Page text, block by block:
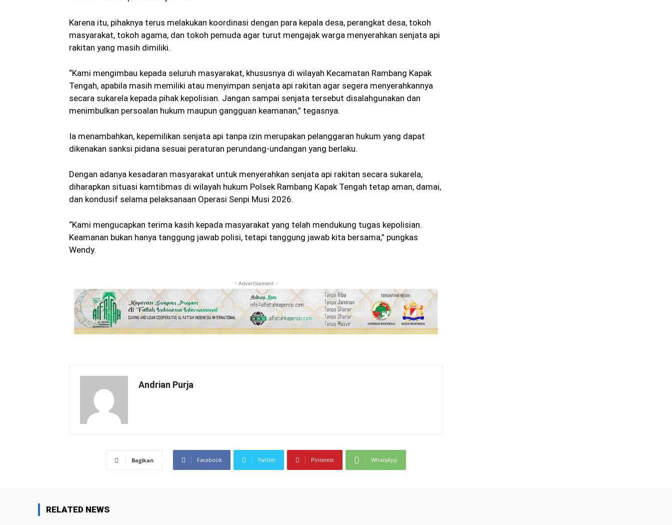
Karena itu, pihaknya terus melakukan koordinasi dengan para kepala desa, perangkat desa, tokoh
masyarakat, tokoh agama, dan tokoh pemuda agar turut mengajak warga menyerahkan senjata api
rakitan yang masih dimiliki.
“Kami mengimbau kepada seluruh masyarakat, khususnya di wilayah Kecamatan Rambang Kapak
Tengah, apabila masih memiliki atau menyimpan senjata api rakitan agar segera menyerahkannya
secara sukarela kepada pihak kepolisian. Jangan sampai senjata tersebut disalahgunakan dan
menimbulkan persoalan hukum maupun gangguan keamanan,” tegasnya.
Ia menambahkan, kepemilikan senjata api tanpa izin merupakan pelanggaran hukum yang dapat
dikenakan sanksi pidana sesuai peraturan perundang-undangan yang berlaku.
Dengan adanya kesadaran masyarakat untuk menyerahkan senjata api rakitan secara sukarela,
diharapkan situasi kamtibmas di wilayah hukum Polsek Rambang Kapak Tengah tetap aman, damai,
dan kondusif selama pelaksanaan Operasi Senpi Musi 2026.
“Kami mengucapkan terima kasih kepada masyarakat yang telah mendukung tugas kepolisian.
Keamanan bukan hanya tanggung jawab polisi, tetapi tanggung jawab kita bersama,” pungkas
Wendy.
- Advertisement -
Andrian Purja
Bagikan Facebook Twitter Pinterest WhatsApp
RELATED NEWS